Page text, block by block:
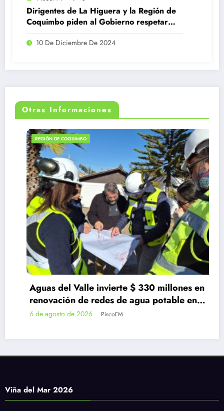
Dirigentes de La Higuera y la Región de
Coquimbo piden al Gobierno respetar
fallo favorable a Dominga
10 De Diciembre De 2024
Otras Informaciones
REGIÓN DE COQUIMBO
Aguas del Valle invierte $ 330 millones en
renovación de redes de agua potable en
Guanaqueros
6 de agosto de 2026 PiscoFM
Viña del Mar 2026